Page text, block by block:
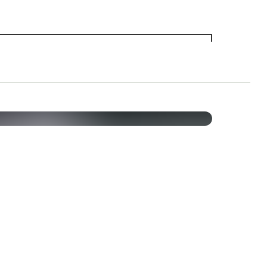
1 tablett % av DRI*